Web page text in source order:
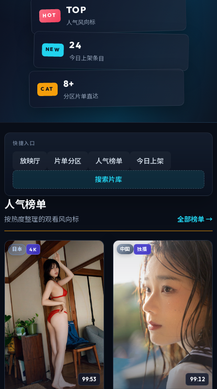
HOT TOP
人气风向标
NEW 24
今日上架条目
CAT 8+
分区片单直达
快捷入口
放映厅 片单分区 人气榜单 今日上架
搜索片库
人气榜单
按热度整理的观看风向标 全部榜单 →
日本 4K
99:53
中国 独播
99:12